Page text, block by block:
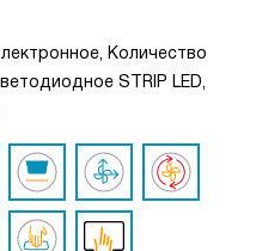
Количество
STRIP LED,